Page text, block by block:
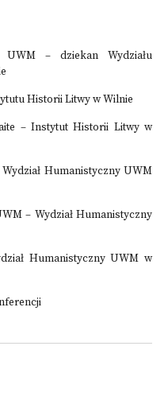
– dziekan Wydziału
Historii Litwy w Wilnie
– Instytut Historii Litwy w
Humanistyczny UWM
– Wydział Humanistyczny
Humanistyczny UWM w